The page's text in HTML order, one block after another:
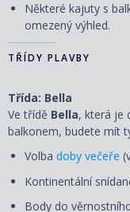
Některé kajuty s
omezený výhled.
TŘÍDY PLAVBY
Třída: Bella
Ve třídě Bella, která je
balkonem, budete mít
Volba doby večeře
Kontinentální
Body do